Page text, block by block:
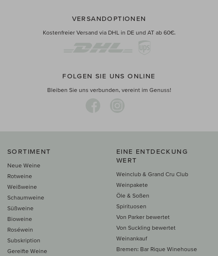
VERSANDOPTIONEN
Kostenfreier Versand via DHL in DE und AT ab 60€.
FOLGEN SIE UNS ONLINE
Bleiben Sie uns verbunden, vereint im Genuss!
SORTIMENT
Neue Weine
Rotweine
Weißweine
Schaumweine
Süßweine
Bioweine
Roséwein
Subskription
Gereifte Weine
EINE ENTDECKUNG
WERT
Weinclub & Grand Cru Club
Weinpakete
Öle & Soßen
Spirituosen
Von Parker bewertet
Von Suckling bewertet
Weinankauf
Bremen: Bar Rique Winehouse